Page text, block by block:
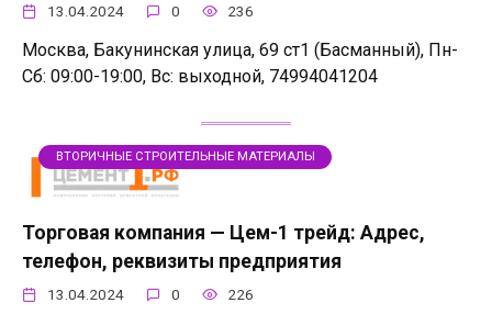
13.04.2024 0 236
Москва, Бакунинская улица, 69 ст1 (Басманный), Пн-
Сб: 09:00-19:00, Вс: выходной, 74994041204
ВТОРИЧНЫЕ СТРОИТЕЛЬНЫЕ МАТЕРИАЛЫ
Торговая компания — Цем-1 трейд: Адрес,
телефон, реквизиты предприятия
13.04.2024 0 226